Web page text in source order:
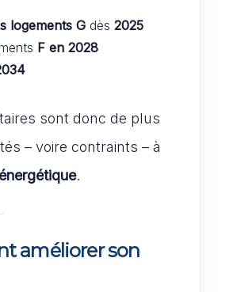
logements G dès 2025
F en 2028
sont donc de plus
– voire contraints – à
.
améliorer son